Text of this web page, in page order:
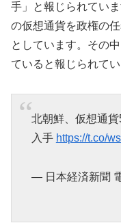
手」と報じられてい
の仮想通貨を政権の
としています。その
ていると報じられてい
北朝鮮、仮想通
入手 https://t.co/
— 日本経済新聞